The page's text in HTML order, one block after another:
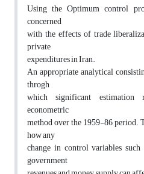
Using the Optimum control
concerned
with the effects of trade
private
expenditures in Iran.
An appropriate analytical
throgh
which significant estimation
econometric
method over the 1959-86 period.
how any
change in control variables
government